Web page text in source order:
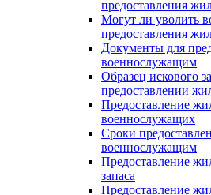
предоставления
Могут ли уволить
предоставления
Документы для
военнослужащим
Образец искового
предоставлении
Предоставление
военнослужащих
Сроки
военнослужащим
Предоставление
запаса
Предоставление